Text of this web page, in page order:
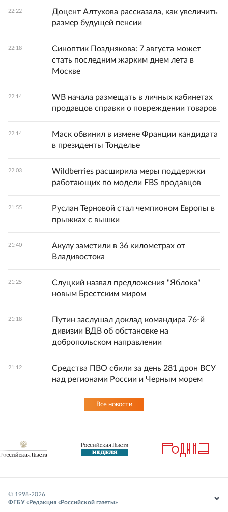
22:22
Доцент Алтухова рассказала, как увеличить
размер будущей пенсии
22:18
Синоптик Позднякова: 7 августа может
стать последним жарким днем лета в
Москве
22:14
WB начала размещать в личных кабинетах
продавцов справки о повреждении товаров
22:14
Маск обвинил в измене Франции кандидата
в президенты Тонделье
22:03
Wildberries расширила меры поддержки
работающих по модели FBS продавцов
21:55
Руслан Терновой стал чемпионом Европы в
прыжках с вышки
21:40
Акулу заметили в 36 километрах от
Владивостока
21:25
Слуцкий назвал предложения "Яблока"
новым Брестским миром
21:18
Путин заслушал доклад командира 76-й
дивизии ВДВ об обстановке на
добропольском направлении
21:12
Средства ПВО сбили за день 281 дрон ВСУ
над регионами России и Черным морем
Все новости
© 1998-2026
ФГБУ «Редакция «Российской газеты»